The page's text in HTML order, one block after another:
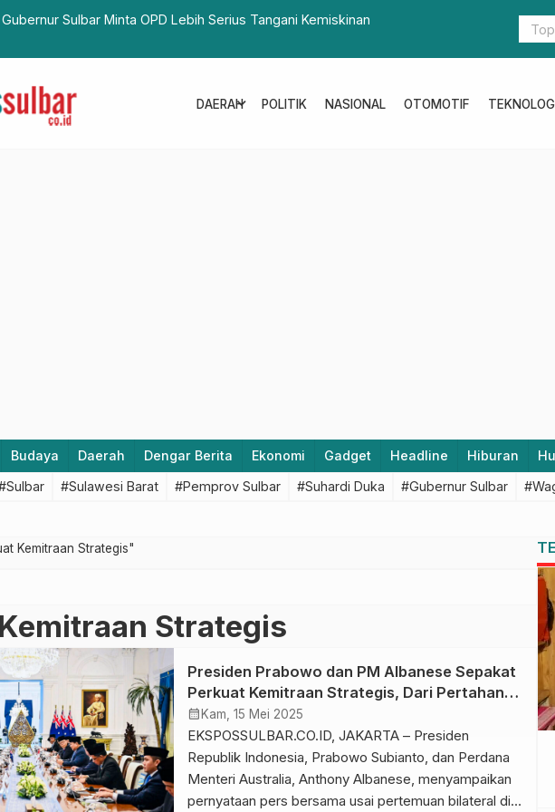
Sulbar Minta OPD Lebih Serius Tangani Kemiskinan
Agar
DAERAH
expand_more POLITIK NASIONAL OTOMOTIF
Budaya Daerah Dengar Berita Ekonomi Gadget Headline Hiburan
#Sulawesi Barat #Pemprov Sulbar #Suhardi Duka #Gubernur Sulbar
Kemitraan Strategis"
Strategis
Presiden Prabowo dan PM Albanese Sepakat
Perkuat Kemitraan Strategis, Dari Pertahanan
hingga UMKM
calendar_month Kam, 15 Mei 2025
EKSPOSSULBAR.CO.ID, JAKARTA – Presiden
Republik Indonesia, Prabowo Subianto, dan Perdana
Menteri Australia, Anthony Albanese, menyampaikan
pernyataan pers bersama usai pertemuan bilateral di